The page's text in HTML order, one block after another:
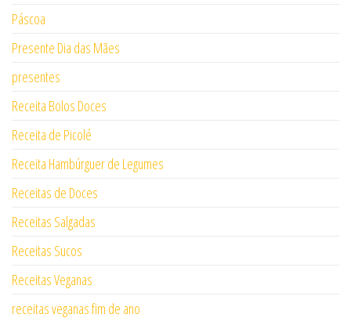
Páscoa
Presente Dia das Mães
presentes
Receita Bolos Doces
Receita de Picolé
Receita Hambúrguer de Legumes
Receitas de Doces
Receitas Salgadas
Receitas Sucos
Receitas Veganas
receitas veganas fim de ano